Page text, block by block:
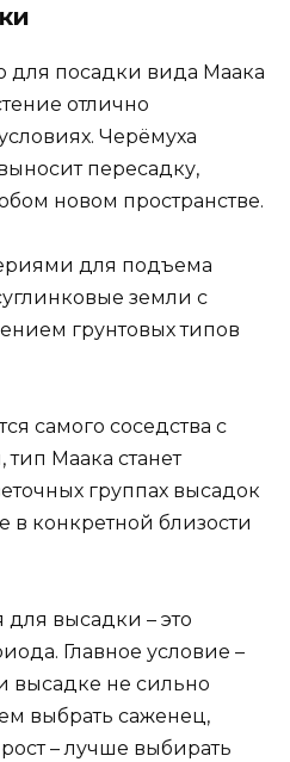
для посадки вида Маака
отлично
Черёмуха
пересадку,
новом пространстве.
для подъема
земли с
грунтовых типов
самого соседства с
Маака станет
группах высадок
в конкретной близости
высадки – это
Главное условие –
высадке не сильно
выбрать саженец,
– лучше выбирать